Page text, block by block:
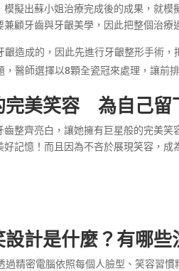
擬出蘇小姐治療完成後的成果，就
顧牙齒與牙齦美學，因此把整個治療
造成的，因此先進行牙齦整形手術，
醫師選擇以8顆全瓷冠來處理，讓前
完美笑容 為自己留
整齊亮白，讓她擁有巨星般的完美
記憶！而且因為不吝於展現笑容，
計是什麼？有哪些
過精密電腦依照每個人臉型、笑容習